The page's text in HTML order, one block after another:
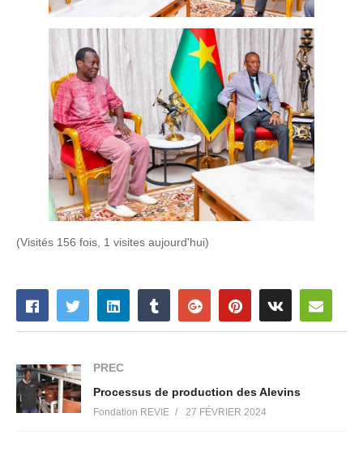
(Visités 156 fois, 1 visites aujourd'hui)
PREC
Processus de production des Alevins
Fondation REVIE 27 FÉVRIER 2024